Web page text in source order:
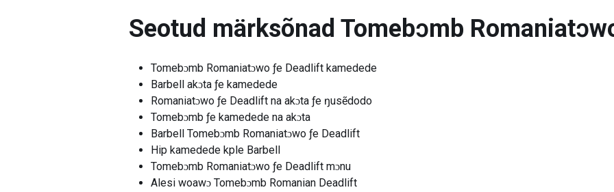
Seotud märksõnad Tomebɔmb
Tomebɔmb Romaniatɔwo ƒe Deadlift kamedede
Barbell akɔta ƒe kamedede
Romaniatɔwo ƒe Deadlift na akɔta ƒe ŋusẽdodo
Tomebɔmb ƒe kamedede na akɔta
Barbell Tomebɔmb Romaniatɔwo ƒe Deadlift
Hip kamedede kple Barbell
Tomebɔmb Romaniatɔwo ƒe Deadlift mɔnu
Alesi woawɔ Tomebɔmb Romanian Deadlift